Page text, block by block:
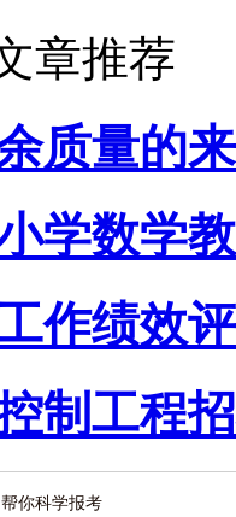
章推荐
质量的
学数学
作绩效
制工程
你科学报考